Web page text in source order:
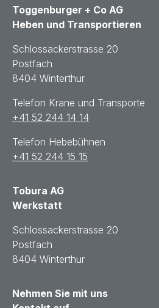
Toggenburger + Co AG
Heben und Transportieren
Schlossackerstrasse 20
Postfach
8404 Winterthur
Telefon Krane und Transporte
+41 52 244 14 14
Telefon Hebebühnen
+41 52 244 15 15
Tobura AG
Werkstatt
Schlossackerstrasse 20
Postfach
8404 Winterthur
Nehmen Sie mit uns